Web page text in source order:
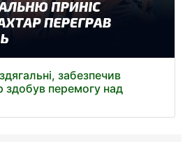
забезпечив
здобув перемогу над